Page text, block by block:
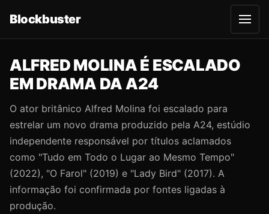
Blockbuster
A
b
r
ALFRED MOLINA É ESCALADO
EM DRAMA DA A24
O ator britânico Alfred Molina foi escalado para
estrelar um novo drama produzido pela A24, estúdio
independente responsável por títulos aclamados
como "Tudo em Todo o Lugar ao Mesmo Tempo"
(2022), "O Farol" (2019) e "Lady Bird" (2017). A
informação foi confirmada por fontes ligadas à
produção.